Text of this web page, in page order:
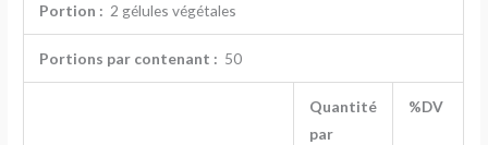
Portion : 2 gélules végétales
Portions par contenant : 50
Quantité
par
%DV